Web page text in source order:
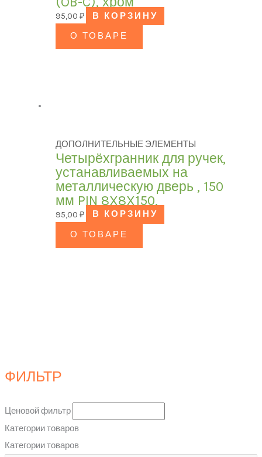
ФИЛЬТР
Ценовой фильтр
Категории товаров
Категории товаров
95,00₽
В КОРЗИНУ
О ТОВАРЕ
ДОПОЛНИТЕЛЬНЫЕ ЭЛЕМЕНТЫ
Четырёхгранник для ручек,
устанавливаемых на
металлическую дверь , 150
мм PIN 8X8X150,
95,00₽
В КОРЗИНУ
О ТОВАРЕ